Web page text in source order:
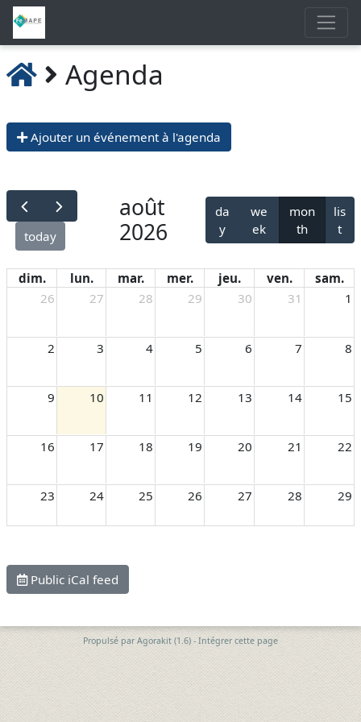
Agenda
Ajouter un événement à l'agenda
today
août
2026
da
y
we
ek
mon
th
lis
t
dim. lun. mar. mer. jeu. ven.
sam.
26
27 28 29 30 31 1
2 3 4 5 6 7 8
9 10 11 12 13 14 15
16 17 18 19 20 21 22
23 24 25 26 27 28 29
Public iCal feed
Propulsé par Agorakit (1.6) - Intégrer cette page